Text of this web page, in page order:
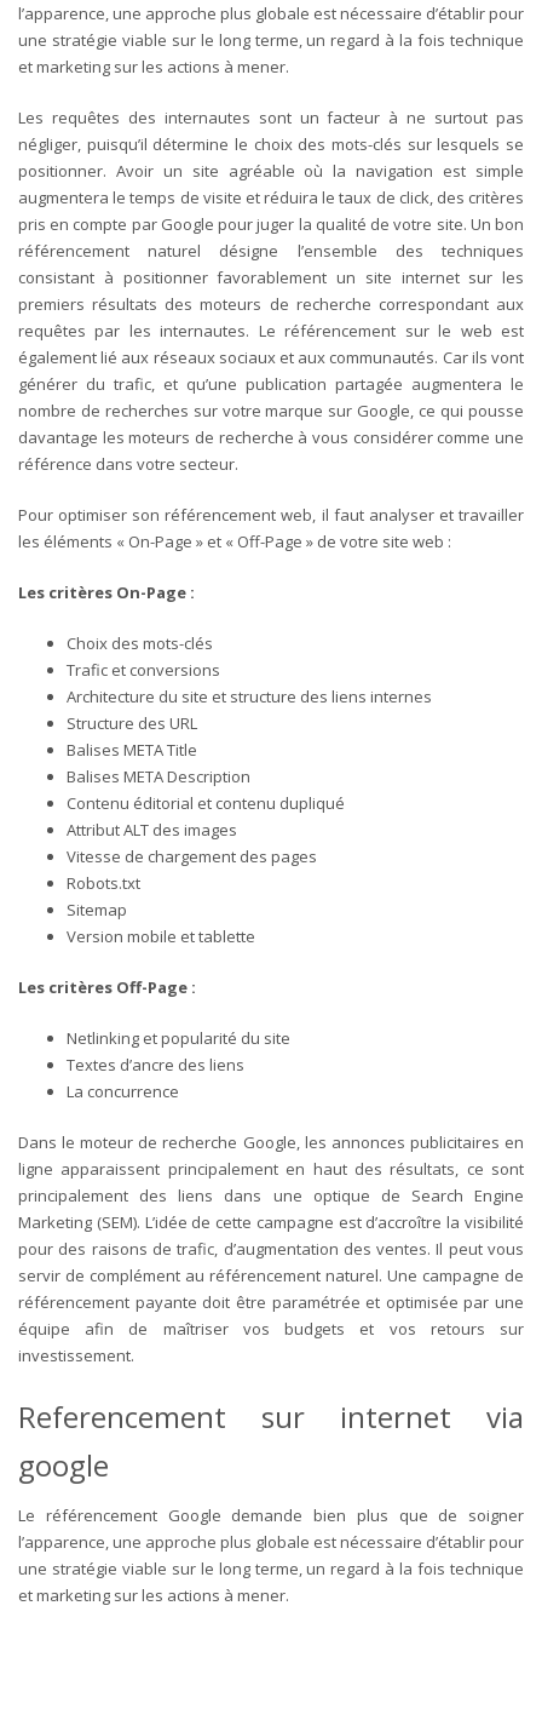
l’apparence, une approche plus globale est nécessaire d’établir pour
une stratégie viable sur le long terme, un regard à la fois technique
et marketing sur les actions à mener.
Les requêtes des internautes sont un facteur à ne surtout pas
négliger, puisqu’il détermine le choix des mots-clés sur lesquels se
positionner. Avoir un site agréable où la navigation est simple
augmentera le temps de visite et réduira le taux de click, des critères
pris en compte par Google pour juger la qualité de votre site. Un bon
référencement naturel désigne l’ensemble des techniques
consistant à positionner favorablement un site internet sur les
premiers résultats des moteurs de recherche correspondant aux
requêtes par les internautes. Le référencement sur le web est
également lié aux réseaux sociaux et aux communautés. Car ils vont
générer du trafic, et qu’une publication partagée augmentera le
nombre de recherches sur votre marque sur Google, ce qui pousse
davantage les moteurs de recherche à vous considérer comme une
référence dans votre secteur.
Pour optimiser son référencement web, il faut analyser et travailler
les éléments « On-Page » et « Off-Page » de votre site web :
Les critères On-Page :
Choix des mots-clés
Trafic et conversions
Architecture du site et structure des liens internes
Structure des URL
Balises META Title
Balises META Description
Contenu éditorial et contenu dupliqué
Attribut ALT des images
Vitesse de chargement des pages
Robots.txt
Sitemap
Version mobile et tablette
Les critères Off-Page :
Netlinking et popularité du site
Textes d’ancre des liens
La concurrence
Dans le moteur de recherche Google, les annonces publicitaires en
ligne apparaissent principalement en haut des résultats, ce sont
principalement des liens dans une optique de Search Engine
Marketing (SEM). L’idée de cette campagne est d’accroître la visibilité
pour des raisons de trafic, d’augmentation des ventes. Il peut vous
servir de complément au référencement naturel. Une campagne de
référencement payante doit être paramétrée et optimisée par une
équipe afin de maîtriser vos budgets et vos retours sur
investissement.
Referencement sur internet via
google
Le référencement Google demande bien plus que de soigner
l’apparence, une approche plus globale est nécessaire d’établir pour
une stratégie viable sur le long terme, un regard à la fois technique
et marketing sur les actions à mener.